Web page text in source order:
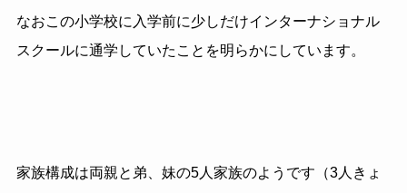
なおこの小学校に入学前に少しだけインターナショナル
スクールに通学していたことを明らかにしています。
家族構成は両親と弟、妹の5人家族のようです（3人きょ